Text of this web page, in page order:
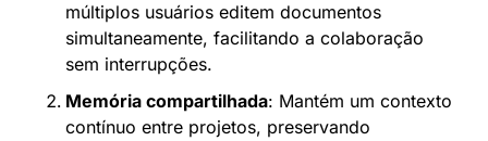
múltiplos usuários editem documentos
simultaneamente, facilitando a colaboração
sem interrupções.
Memória compartilhada: Mantém um contexto
contínuo entre projetos, preservando